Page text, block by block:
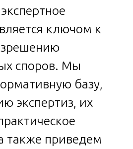
ключом к
споров. Мы
базу,
экспертиз, их
также приведем